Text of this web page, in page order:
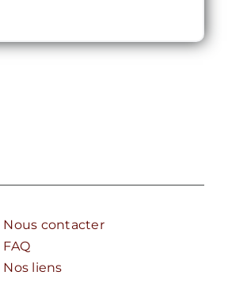
Nous contacter
FAQ
Nos liens